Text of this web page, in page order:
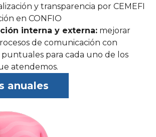
y transparencia por CEMEFI
en CONFIO
interna y externa: mejorar
de comunicación con
puntuales para cada uno de los
atendemos.
anuales